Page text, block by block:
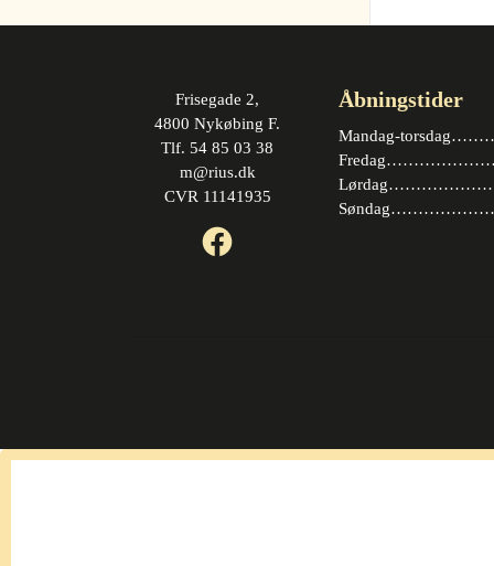
Frisegade 2,
4800 Nykøbing F.
Tlf. 54 85 03 38
m@rius.dk
CVR 11141935
Facebook
Åbningstider
Mandag-
Fredag………………….
Lørdag………………….